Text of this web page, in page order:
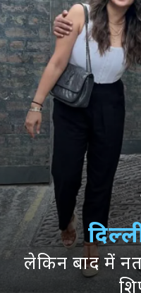
लेकिन बाद में